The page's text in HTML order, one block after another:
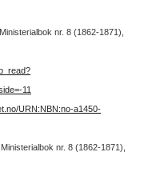
nr. 8 (1862-1871),
11
URN:NBN:no-a1450-
nr. 8 (1862-1871),